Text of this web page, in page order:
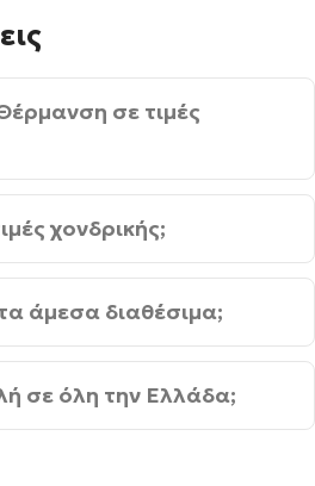
σε τιμές
χονδρικής;
άμεσα διαθέσιμα;
σε όλη την Ελλάδα;